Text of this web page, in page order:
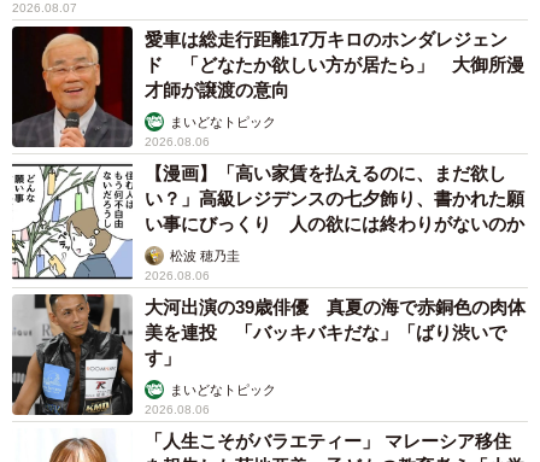
2026.08.07
愛車は総走行距離17万キロのホンダレジェン
ド 「どなたか欲しい方が居たら」 大御所漫
才師が譲渡の意向
まいどなトピック
2026.08.06
【漫画】「高い家賃を払えるのに、まだ欲し
い？」高級レジデンスの七夕飾り、書かれた願
い事にびっくり 人の欲には終わりがないのか
松波 穂乃圭
2026.08.06
大河出演の39歳俳優 真夏の海で赤銅色の肉体
美を連投 「バッキバキだな」「ばり渋いで
す」
まいどなトピック
2026.08.06
「人生こそがバラエティー」 マレーシア移住